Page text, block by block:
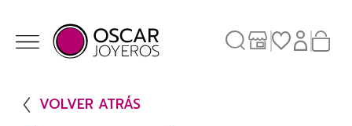
VOLVER ATRÁS